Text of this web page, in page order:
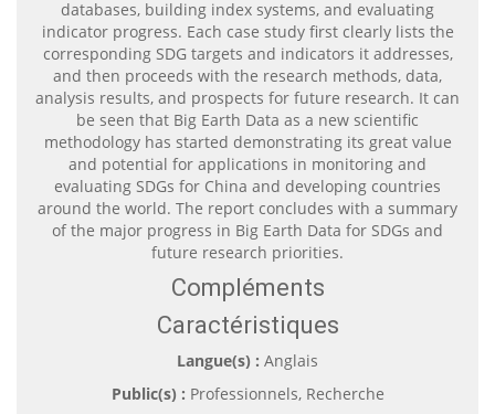
databases, building index systems, and evaluating
indicator progress. Each case study first clearly lists the
corresponding SDG targets and indicators it addresses,
and then proceeds with the research methods, data,
analysis results, and prospects for future research. It can
be seen that Big Earth Data as a new scientific
methodology has started demonstrating its great value
and potential for applications in monitoring and
evaluating SDGs for China and developing countries
around the world. The report concludes with a summary
of the major progress in Big Earth Data for SDGs and
future research priorities.
Compléments
Caractéristiques
Langue(s) : Anglais
Public(s) : Professionnels, Recherche